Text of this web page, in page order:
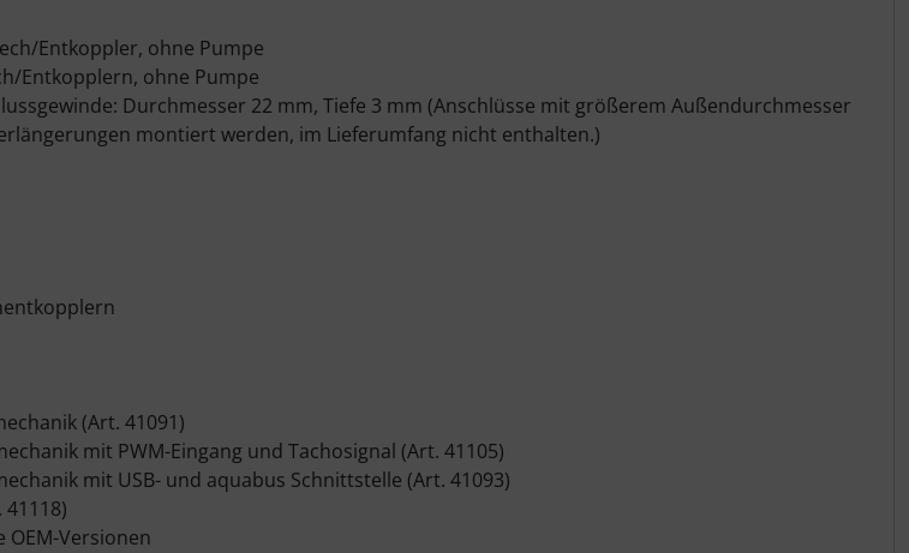
Entkoppler, ohne Pumpe
Entkopplern, ohne Pumpe
Durchmesser 22 mm, Tiefe 3 mm (Anschlüsse mit größerem Außendurchmesser
montiert werden, im Lieferumfang nicht enthalten.)
(Art. 41091)
mit PWM-Eingang und Tachosignal (Art. 41105)
mit USB- und aquabus Schnittstelle (Art. 41093)
OEM-Versionen